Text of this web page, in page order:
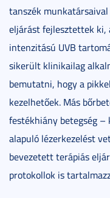
tanszék
eljárást fejlesztettek ki,
intenzitású UVB
sikerült klinikailag
bemutatni, hogy a
kezelhetőek. Más
festékhiány betegség –
alapuló lézerkezelést
bevezetett terápiás
protokollok is